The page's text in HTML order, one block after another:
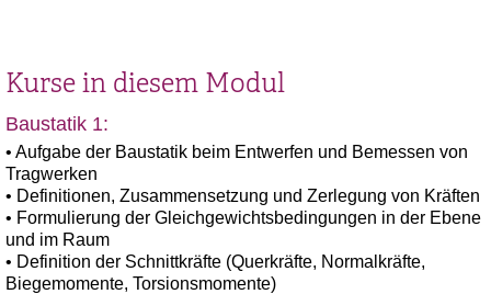
Kurse in diesem Modul
Baustatik 1:
• Aufgabe der Baustatik beim Entwerfen und Bemessen von
Tragwerken
• Definitionen, Zusammensetzung und Zerlegung von Kräften
• Formulierung der Gleichgewichtsbedingungen in der Ebene
und im Raum
• Definition der Schnittkräfte (Querkräfte, Normalkräfte,
Biegemomente, Torsionsmomente)